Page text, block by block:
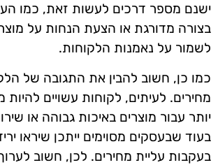
ישנם מספר דרכים לעשות זאת, כמו
בצורה מדורגת או הצעת הנחות על
לשמור על נאמנות הלקוחות.
כמו כן, חשוב להבין את התגובה של
מחירים. לעיתים, לקוחות עשויים להיות
יותר עבור מוצרים באיכות גבוהה או
בעוד שבעסקים מסוימים ייתכן שיראו
בעקבות עליית מחירים. לכן, חשוב